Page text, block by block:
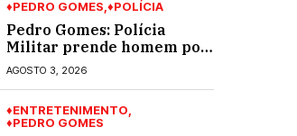
♦PEDRO GOMES ♦POLÍCIA
Pedro Gomes: Polícia
Militar prende homem por
violência doméstica; dois
socos na cara dela
AGOSTO 3, 2026
♦ENTRETENIMENTO
♦PEDRO GOMES